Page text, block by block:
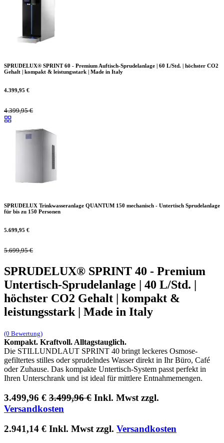
SPRUDELUX® SPRINT 60 - Premium Auftisch-Sprudelanlage | 60 L/Std. | höchster CO2
Gehalt | kompakt & leistungsstark | Made in Italy
4.399,95 €
4.399,95€
SPRUDELUX Trinkwasseranlage QUANTUM 150 mechanisch - Untertisch Sprudelanlage
für bis zu 150 Personen
5.699,95 €
5.699,95€
SPRUDELUX® SPRINT 40 - Premium
Untertisch-Sprudelanlage | 40 L/Std. |
höchster CO2 Gehalt | kompakt &
leistungsstark | Made in Italy
(0 Bewertung)
Kompakt. Kraftvoll. Alltagstauglich.
Die STILLUNDLAUT SPRINT 40 bringt leckeres Osmose-
gefiltertes stilles oder sprudelndes Wasser direkt in Ihr Büro, Café
oder Zuhause. Das kompakte Untertisch-System passt perfekt in
Ihren Unterschrank und ist ideal für mittlere Entnahmemengen.
3.499,96 € 3.499,96€ Inkl. Mwst zzgl.
Versandkosten
2.941,14 € Inkl. Mwst zzgl. Versandkosten